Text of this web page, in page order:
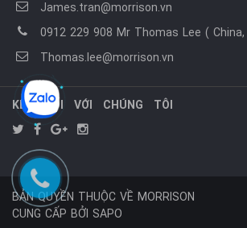
James.tran@morrison.vn
0912 229 908 Mr Thomas Lee ( China,
Thomas.lee@morrison.vn
KẾT NỐI VỚI CHÚNG TÔI
BẢN QUYỀN THUỘC VỀ MORRISON
CUNG CẤP BỞI SAPO